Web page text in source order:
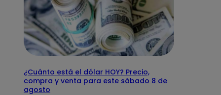
¿Cuánto está el dólar HOY? Precio,
compra y venta para este sábado 8 de
agosto